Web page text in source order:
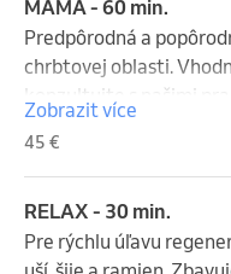
MAMA - 60 min.
Predpôrodná a
chrbtovej oblasti.
konzultujte s našimi
tehotenstva a
Zobrazit více
45 €
RELAX - 30 min.
Pre rýchlu úľavu